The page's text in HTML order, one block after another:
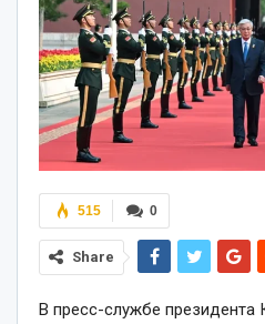
0
515
Share
В пресс-службе президента